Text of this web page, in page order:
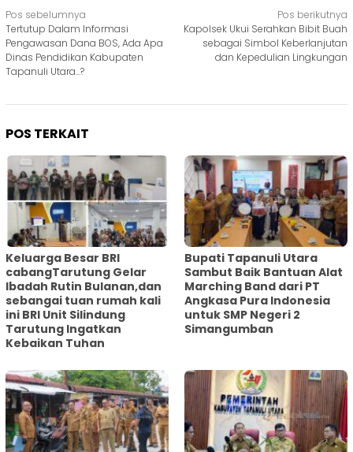
Navigasi
pos
Pos sebelumnya
Tertutup Dalam Informasi
Pengawasan Dana BOS, Ada Apa
Dinas Pendidikan Kabupaten
Tapanuli Utara…?
Pos berikutnya
Kapolsek Ukui Serahkan Bibit Buah
sebagai Simbol Keberlanjutan
dan Kepedulian Lingkungan
POS TERKAIT
Keluarga Besar BRI
cabangTarutung Gelar
Ibadah Rutin Bulanan,dan
sebangai tuan rumah kali
ini BRI Unit Silindung
Tarutung Ingatkan
Kebaikan Tuhan
Bupati Tapanuli Utara
Sambut Baik Bantuan Alat
Marching Band dari PT
Angkasa Pura Indonesia
untuk SMP Negeri 2
Simangumban